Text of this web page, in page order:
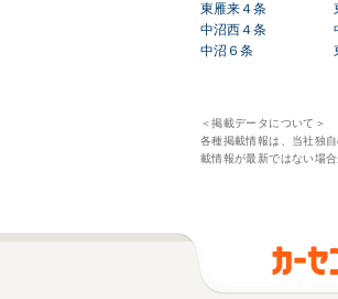
東雁来４条
中沼西４条
中沼６条
＜掲載データについて＞
各種掲載情報は、当社独
載情報が最新ではない場